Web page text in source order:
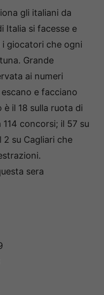
gli italiani da
Italia si facesse e
giocatori che ogni
Grande
ai numeri
e facciano
il 18 sulla ruota di
concorsi; il 57 su
2 su Cagliari che
sera